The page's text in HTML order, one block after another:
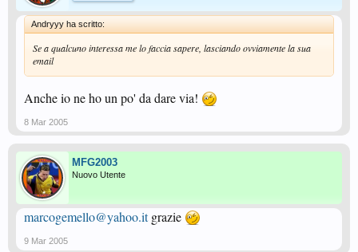
Andryyy ha scritto:
Se a qualcuno interessa me lo faccia sapere, lasciando ovviamente la sua
email
Anche io ne ho un po' da dare via!
8 Mar 2005
MFG2003
Nuovo Utente
marcogemello@yahoo.itgrazie
9 Mar 2005